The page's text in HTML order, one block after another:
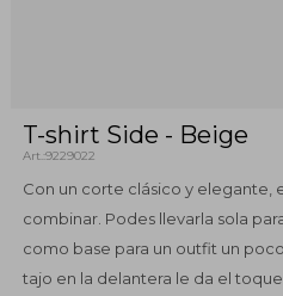
T-shirt Side - Beige
9229022
Con un corte clásico y elegante,
combinar. Podes llevarla sola
como base para un outfit un
tajo en la delantera le da el